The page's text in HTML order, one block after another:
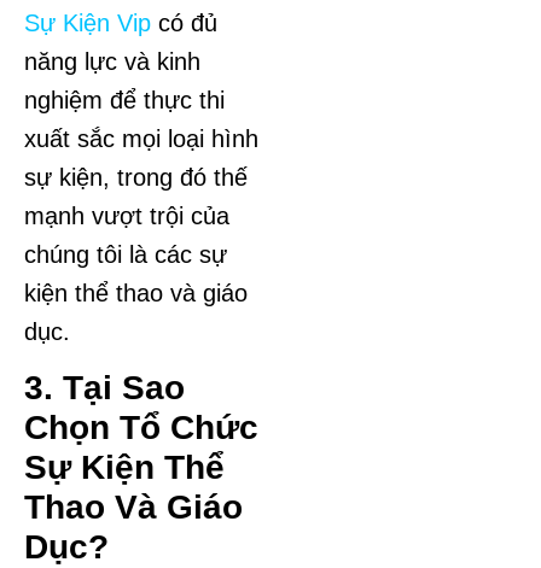
Sự Kiện Vip có đủ
năng lực và kinh
nghiệm để thực thi
xuất sắc mọi loại hình
sự kiện, trong đó thế
mạnh vượt trội của
chúng tôi là các sự
kiện thể thao và giáo
dục.
3. Tại Sao
Chọn Tổ Chức
Sự Kiện Thể
Thao Và Giáo
Dục?